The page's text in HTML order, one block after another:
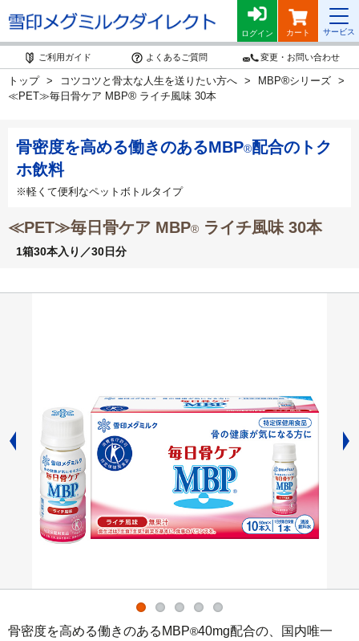
ログイン カート サービス
ご利用ガイド よくあるご質問 変更・お問い合わせ
トップ コツコツと骨太な人生を送りたい方へ MBP®シリーズ
≪PET≫毎日骨ケア MBP® ライチ風味 30本
骨密度を高める働きのあるMBP®配合のトク
ホ飲料
※軽くて便利なペットボトルタイプ
≪PET≫毎日骨ケア MBP® ライチ風味 30本
1箱30本入り／30日分
骨密度を高める働きのあるMBP®40mg配合の、国内唯一